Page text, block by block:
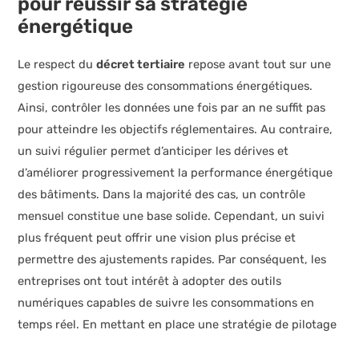
énergétique
Le respect dudécret tertiaire repose avant tout sur une
gestion rigoureuse des consommations énergétiques.
Ainsi, contrôler les données une fois par an ne suffit pas
pour atteindre les objectifs réglementaires. Au contraire,
un suivi régulier permet d’anticiper les dérives et
d’améliorer progressivement la performance énergétique
des bâtiments. Dans la majorité des cas, un contrôle
mensuel constitue une base solide. Cependant, un suivi
plus fréquent peut offrir une vision plus précise et
permettre des ajustements rapides. Par conséquent, les
entreprises ont tout intérêt à adopter des outils
numériques capables de suivre les consommations en
temps réel. En mettant en place une stratégie de pilotage